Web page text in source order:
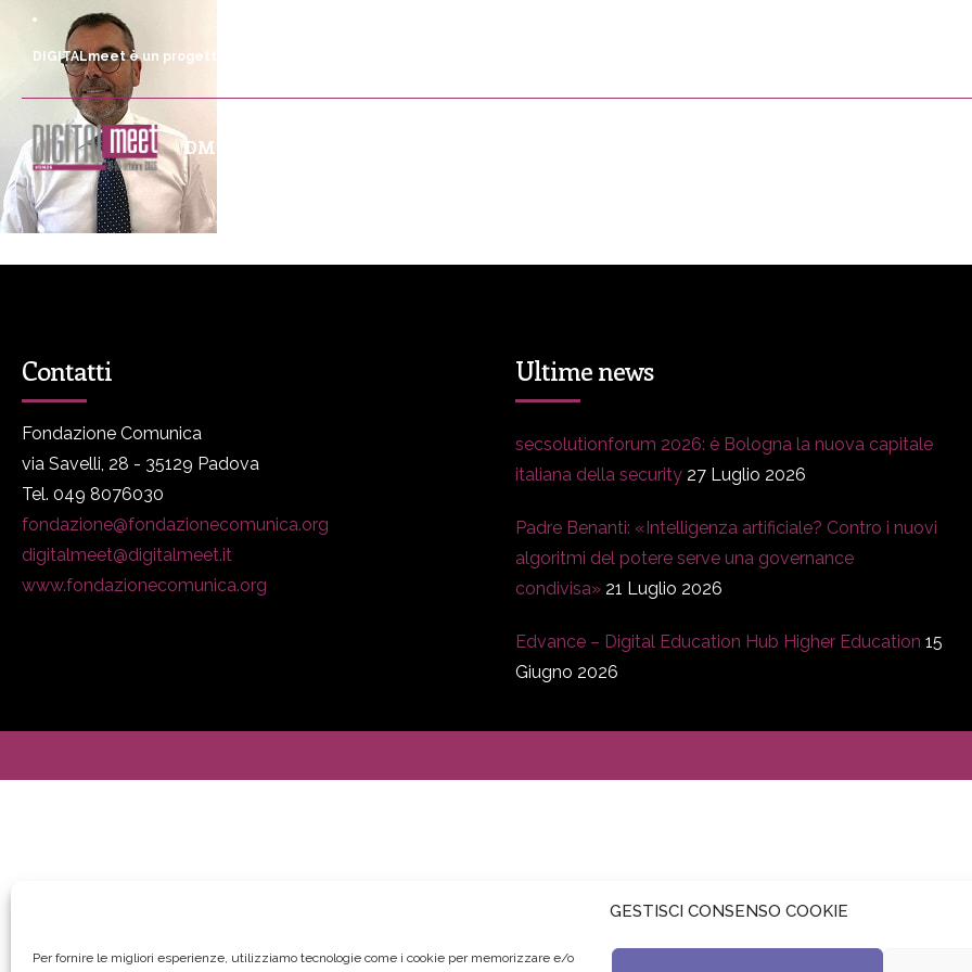
GESTISCI CONSENSO COOKIE
Per fornire le migliori esperienze, utilizziamo tecnologie come i cookie per memorizzare e/o
DIGITALmeet è un progetto promosso da Fondazione Comunica
DM
Contatti
Fondazione Comunica
via Savelli, 28 - 35129 Padova
Tel. 049 8076030
fondazione@fondazionecomunica.org
digitalmeet@digitalmeet.it
www.fondazionecomunica.org
Ultime news
secsolutionforum 2026: è Bologna la nuova capitale
italiana della security 27 Luglio 2026
Padre Benanti: «Intelligenza artificiale? Contro i nuovi
algoritmi del potere serve una governance
condivisa» 21 Luglio 2026
Edvance – Digital Education Hub Higher Education 15
Giugno 2026